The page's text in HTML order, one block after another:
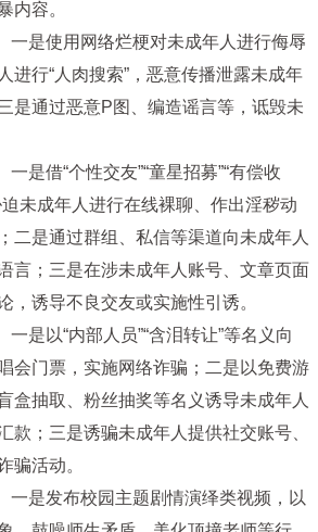
内容。
一是使用网络烂梗对未成年人进行侮辱
进行“人肉搜索”，恶意传播泄露未成年
是通过恶意P图、编造谣言等，诋毁未
一是借“个性交友”“童星招募”“有偿收
未成年人进行在线裸聊、作出淫秽动
二是通过群组、私信等渠道向未成年人
言；三是在涉未成年人账号、文章页面
，诱导不良交友或实施性引诱。
一是以“内部人员”“含泪转让”等名义向
会门票，实施网络诈骗；二是以免费游
盒抽取、粉丝抽奖等名义诱导未成年人
款；三是诱骗未成年人提供社交账号、
骗活动。
一是发布校园主题剧情演绎类视频，以